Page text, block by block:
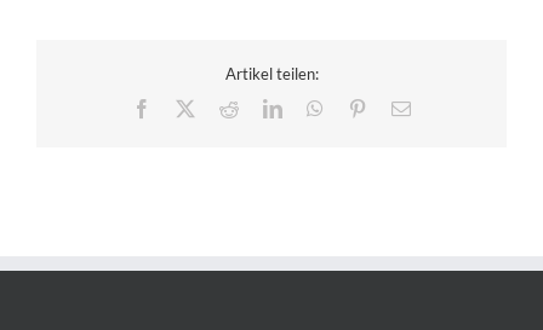
nicht
Artikel teilen:
Facebook
RedditLinkedInWhatsApp
Pinterest
E-